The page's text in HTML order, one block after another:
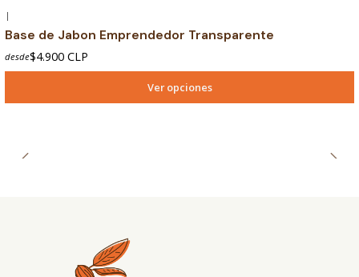
|
Base de Jabon Emprendedor Transparente
desde$4.900 CLP
Ver opciones